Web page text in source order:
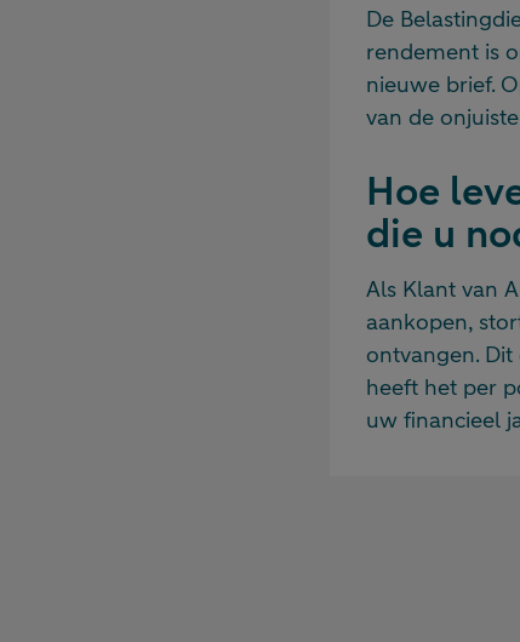
De
rendement is
nieuwe brief.
van de
Hoe
die u
Als Klant van
aankopen,
ontvangen.
heeft het per
uw financieel